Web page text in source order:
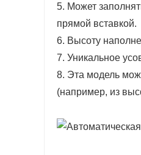
5. Может
прямой вставкой.
6. Высоту
7. Уникальное
8. Эта модель
(например, из